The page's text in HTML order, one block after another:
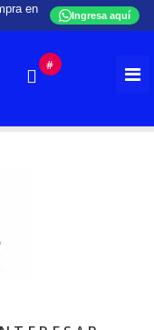
en
Ingresa aquí
#